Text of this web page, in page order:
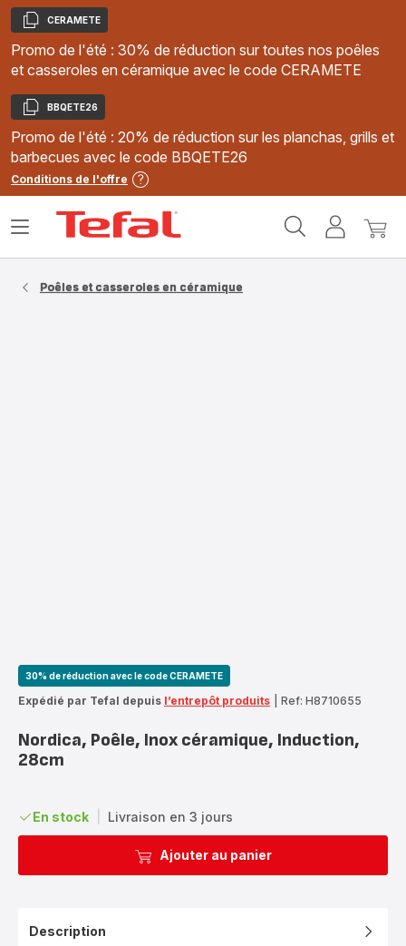
Copier
CERAMETE
Promo de l'été : 30% de réduction sur toutes nos poêles
et casseroles en céramique avec le code CERAMETE
Copier
BBQETE26
Promo de l'été : 20% de réduction sur les planchas, grills et
barbecues avec le code BBQETE26
Conditions de l'offre
MonMon
Ouvrir
Poêles et casseroles en céramique
30% de réduction avec le code CERAMETE
Expédié par Tefal depuis l’entrepôt produits Ref: H8710655
Nordica, Poêle, Inox céramique, Induction,
28cm
En stock Livraison en 3 jours
Ajouter au panier
Description